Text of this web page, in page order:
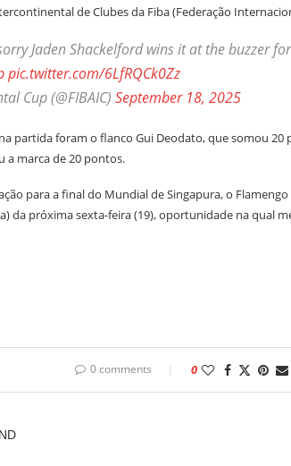
de Clubes da Fiba (Federação
Jaden Shackelford wins it at the buzzer
pic.twitter.com/6LfRQCk0Zz
Cup (@FIBAIC) September 18, 2025
partida foram o flanco Gui Deodato, que somou
a marca de 20 pontos.
para a final do Mundial de Singapura, o
da próxima sexta-feira (19), oportunidade na qual
0 comments 0